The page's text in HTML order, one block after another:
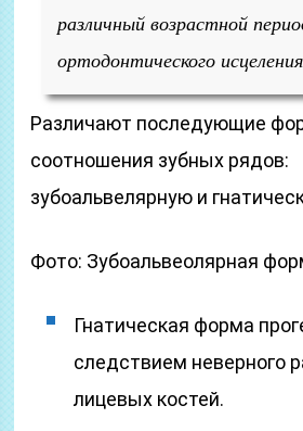
различный возрастной
ортодонтического
Различают последующие
соотношения зубных рядов:
зубоальвелярную и
Фото: Зубоальвеолярная
Гнатическая форма
следствием неверного
лицевых костей.